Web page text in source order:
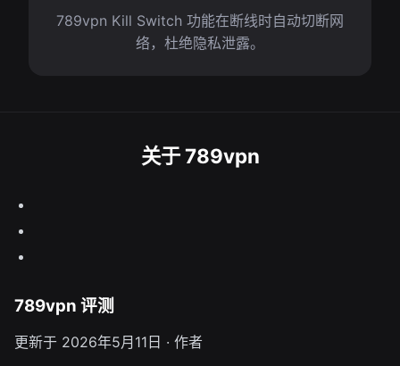
789vpn Kill Switch 功能在断线时自动切断网
络，杜绝隐私泄露。
关于 789vpn
789vpn 评测
更新于 2026年5月11日 · 作者